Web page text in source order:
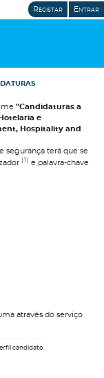
Registar Entrar
"Candidaturas a
e
Hospitality and
segurança terá que se
(1) e palavra-chave
através do serviço
candidato.